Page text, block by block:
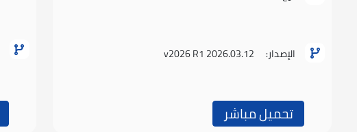
الإصدار: v2026 R1 2026.03.12
تحميل مباشر